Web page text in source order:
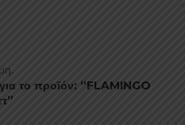
το προϊόν: “FLAMINGO